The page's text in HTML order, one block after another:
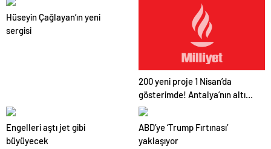
Hüseyin Çağlayan’ın yeni
sergisi
200 yeni proje 1 Nisan’da
gösterimde! Antalya’nın altın
çağı başlıyor
Engelleri aştı jet gibi
büyüyecek
ABD’ye ‘Trump Fırtınası’
yaklaşıyor